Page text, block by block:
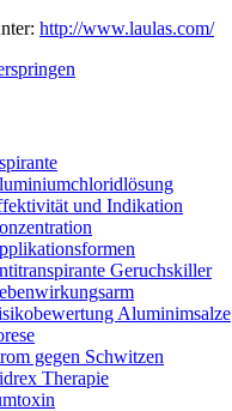
http://www.laulas.com/
und Indikation
Geruchskiller
Aluminimsalze
gegen Schwitzen
Therapie